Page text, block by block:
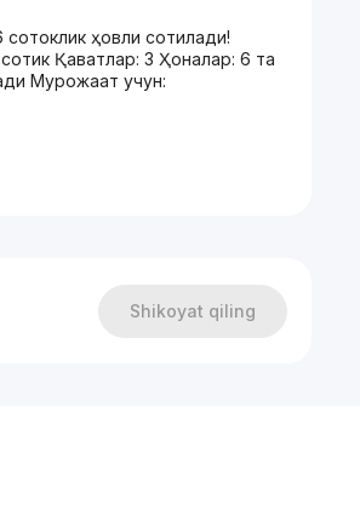
ҳовли сотилади!
Қаватлар: 3 Ҳоналар: 6 та
Мурожаат учун:
Shikoyat qiling